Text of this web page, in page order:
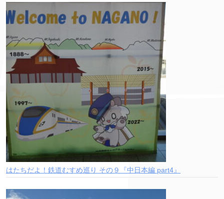
はたちだよ！鉄道むすめ巡り その９『中日本編 part4』